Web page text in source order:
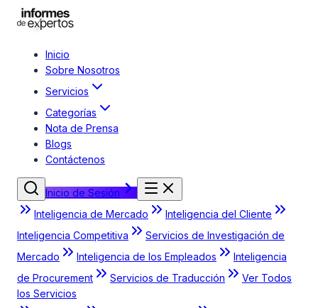
Inicio
Sobre Nosotros
Servicios
Categorías
Nota de Prensa
Blogs
Contáctenos
Inicio de Sesión
Inteligencia de Mercado
Inteligencia del Cliente
Inteligencia Competitiva
Servicios de Investigación de
Mercado
Inteligencia de los Empleados
Inteligencia
de Procurement
Servicios de Traducción
Ver Todos
los Servicios